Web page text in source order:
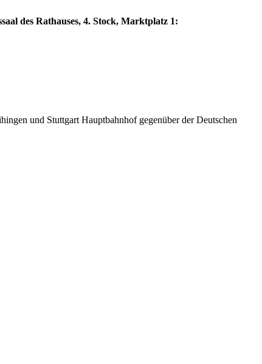
des Rathauses, 4. Stock, Marktplatz 1:
und Stuttgart Hauptbahnhof gegenüber der Deutschen